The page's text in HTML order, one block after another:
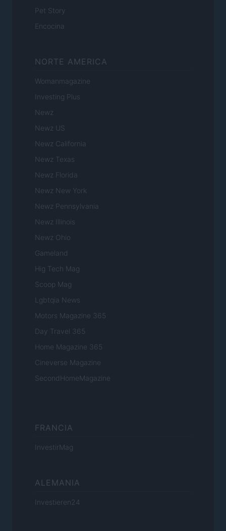
Pet Story
Encocina
NORTE AMERICA
Womanmagazine
Investing Plus
Newz
Newz US
Newz California
Newz Texas
Newz Florida
Newz New York
Newz Pennsylvania
Newz Illinois
Newz Ohio
Gameland
Hig Tech Mag
Scoop Mag
Lgbtqia News
Motors Magazine 365
Day Travel 365
Home Magazine 365
Cineverse Magazine
SecondHomeMagazine
FRANCIA
InvestirMag
ALEMANIA
Investieren24